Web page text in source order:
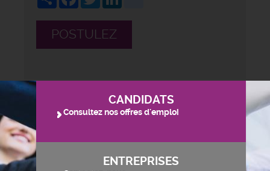
POSTULEZ
CANDIDATS
Consultez nos offres d'emploi
ENTREPRISES